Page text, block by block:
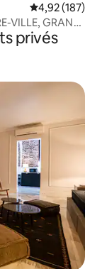
Évaluation
4,92 (187)
VILLE, GRAN
privés